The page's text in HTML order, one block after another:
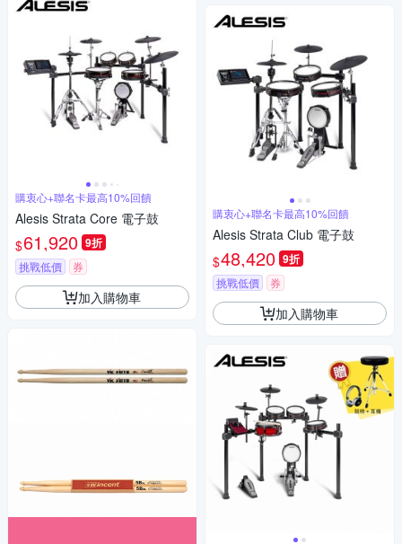
購衷心+聯名卡最高10%回饋
Alesis Strata Core 電子鼓
$61,920 9折
挑戰低價 券
加入購物車
購衷心+聯名卡最高10%回饋
Alesis Strata Club 電子鼓
$48,420 9折
挑戰低價 券
加入購物車